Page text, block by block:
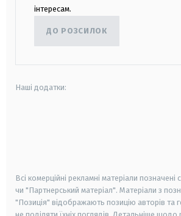
інтересам.
ДО РОЗСИЛОК
Наші додатки:
Всі комерційні рекламні матеріали
чи "Партнерський матеріал". Матеріали з
"Позиція" відображають позицію авторів та